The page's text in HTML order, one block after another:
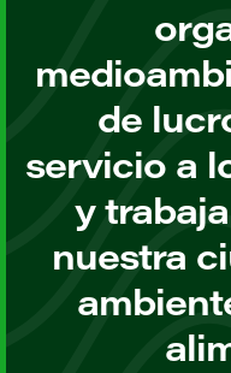
de
servicio a
y
nuestra